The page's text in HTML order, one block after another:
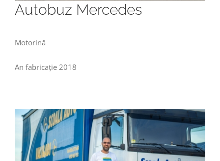
Autobuz Mercedes
Motorină
An fabricație 2018